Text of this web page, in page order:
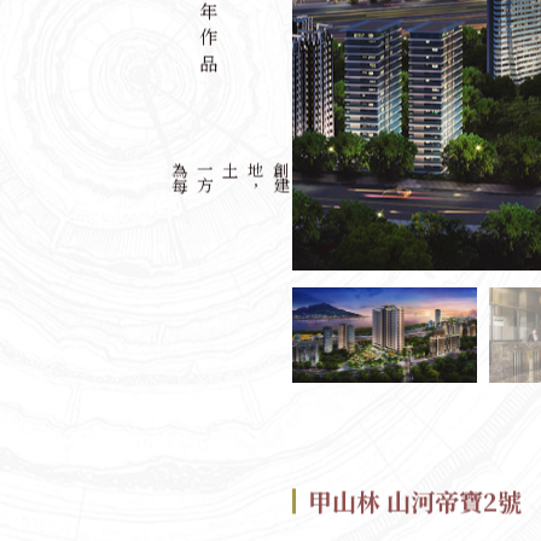
歷年作品
為
每
一
方
土地
，
創
建
最
美
城
市
印 記 以
都
市
計
畫
專
業
眼
光
，
規
劃
營
造
高
質
感
建
甲山林 山河帝寶2號